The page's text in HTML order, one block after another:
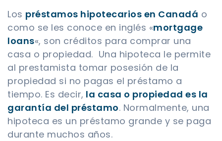
Los préstamos hipotecarios en Canadá o
como se les conoce en inglés «mortgage
loans«, son créditos para comprar una
casa o propiedad. Una hipoteca le permite
al prestamista tomar posesión de la
propiedad si no pagas el préstamo a
tiempo. Es decir, la casa o propiedad es la
garantía del préstamo. Normalmente, una
hipoteca es un préstamo grande y se paga
durante muchos años.